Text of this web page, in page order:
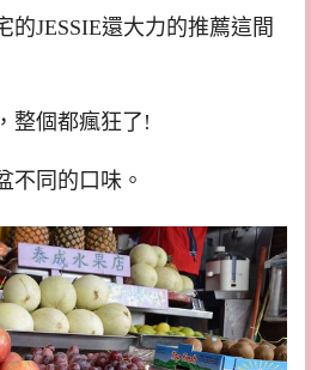
的JESSIE還大力的推薦這間
整個都瘋狂了!
不同的口味。